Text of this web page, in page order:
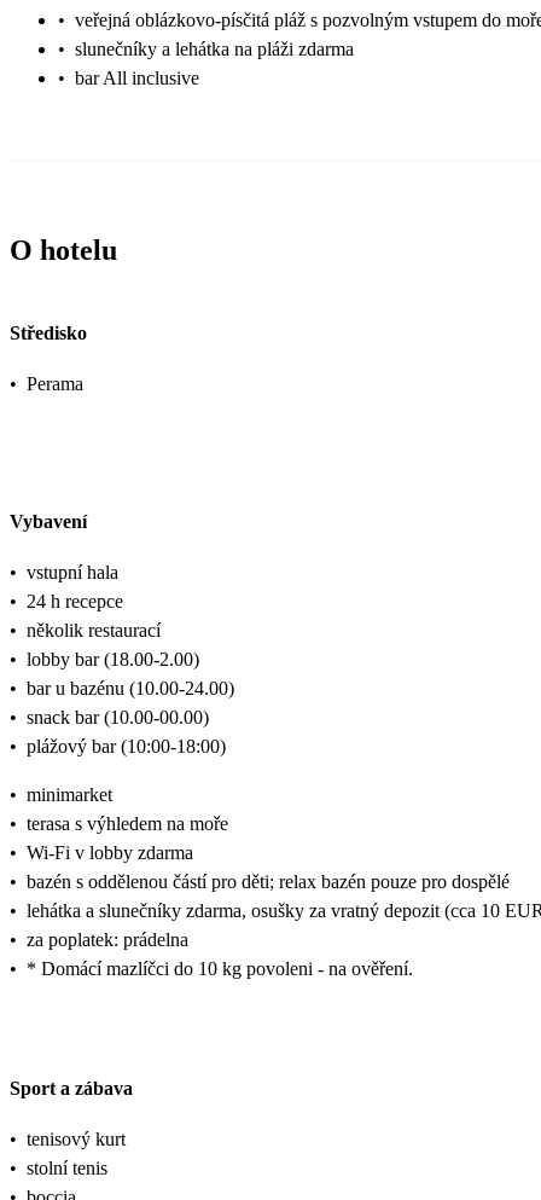
• veřejná oblázkovo-písčitá pláž s pozvolným vstupem do
• slunečníky a lehátka na pláži zdarma
• bar All inclusive
O hotelu
Středisko
• Perama
Vybavení
• vstupní hala
• 24 h recepce
• několik restaurací
• lobby bar (18.00-2.00)
• bar u bazénu (10.00-24.00)
• snack bar (10.00-00.00)
• plážový bar (10:00-18:00)
• minimarket
• terasa s výhledem na moře
• Wi-Fi v lobby zdarma
• bazén s oddělenou částí pro děti; relax bazén pouze pro dospělé
• lehátka a slunečníky zdarma, osušky za vratný depozit (cca 10
• za poplatek: prádelna
• * Domácí mazlíčci do 10 kg povoleni - na ověření.
Sport a zábava
• tenisový kurt
• stolní tenis